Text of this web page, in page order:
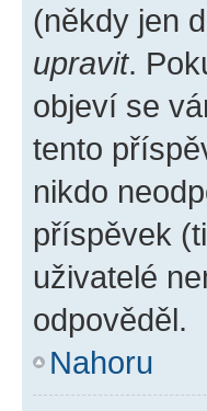
(někdy jen
upravit.
objeví se
tento
nikdo
příspěvek
uživatelé
odpověděl.
Nahoru